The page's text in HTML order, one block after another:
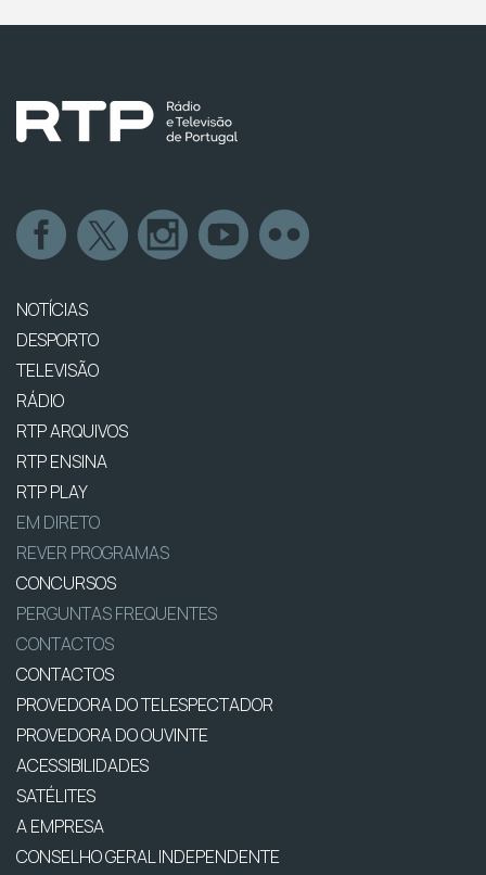
NOTÍCIAS
DESPORTO
TELEVISÃO
RÁDIO
RTP ARQUIVOS
RTP ENSINA
RTP PLAY
EM DIRETO
REVER PROGRAMAS
CONCURSOS
PERGUNTAS FREQUENTES
CONTACTOS
CONTACTOS
PROVEDORA DO TELESPECTADOR
PROVEDORA DO OUVINTE
ACESSIBILIDADES
SATÉLITES
A EMPRESA
CONSELHO GERAL INDEPENDENTE